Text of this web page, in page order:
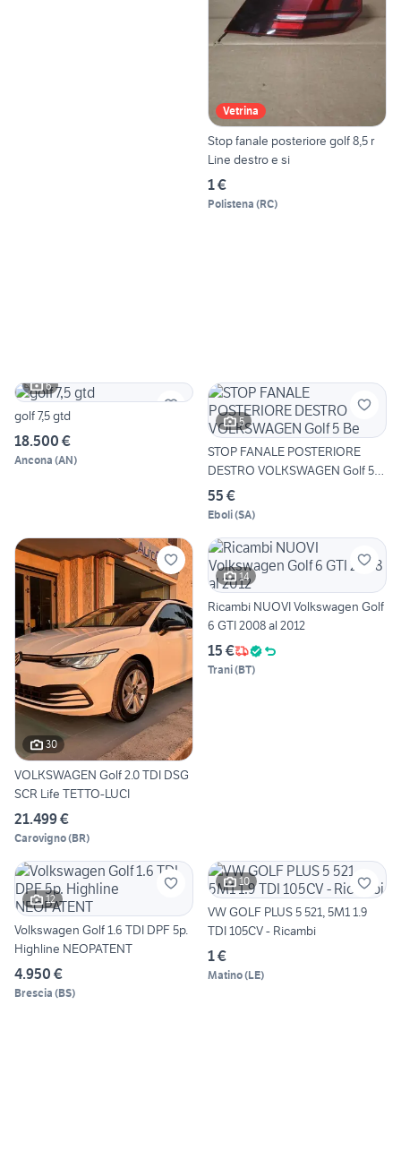
Vetrina
Stop fanale posteriore golf 8,5 r
Line destro e si
1 €
Polistena (RC)
6
golf 7,5 gtd
18.500 €
Ancona (AN)
5
STOP FANALE POSTERIORE
DESTRO VOLKSWAGEN Golf 5
Be
55 €
Eboli(SA)
30
VOLKSWAGEN Golf 2.0 TDI DSG
SCR Life TETTO-LUCI
21.499 €
Carovigno(BR)
14
Ricambi NUOVI Volkswagen Golf
6 GTI 2008 al 2012
15 €
Trani(BT)
12
Volkswagen Golf 1.6 TDI DPF 5p.
Highline NEOPATENT
4.950 €
Brescia (BS)
10
VW GOLF PLUS 5 521, 5M1 1.9
TDI 105CV - Ricambi
1 €
Matino(LE)